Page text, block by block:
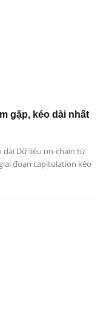
gặp, kéo dài nhất
dài Dữ liệu on-chain từ
đoạn capitulation kéo